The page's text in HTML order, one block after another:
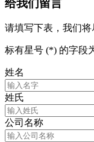
给我们留言
请填写下表，我们将
标有星号 (*) 的字段
姓名
姓氏
公司名称